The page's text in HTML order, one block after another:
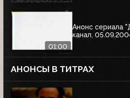
01:00
Анонс сериала
канал,
АНОНСЫ В ТИТРАХ